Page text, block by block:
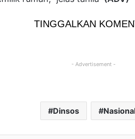
TINGGALKAN
- Advertisement -
Dinsos